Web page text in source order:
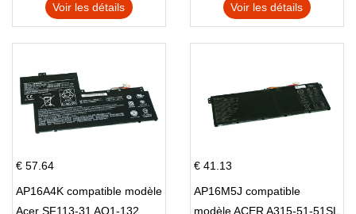
Voir les détails Voir les détails
€ 57.64
AP16A4K compatible modèle
Acer SF113-31 AO1-132
€ 41.13
AP16M5J compatible
modèle ACER A315-51-51SL